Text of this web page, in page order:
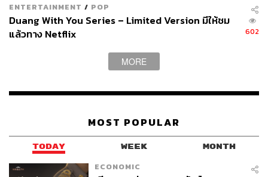
ENTERTAINMENT / POP
Duang With You Series – Limited Version มีให้ชม
แล้วทาง Netflix
602
MORE
MOST POPULAR
TODAY WEEK MONTH
ECONOMIC